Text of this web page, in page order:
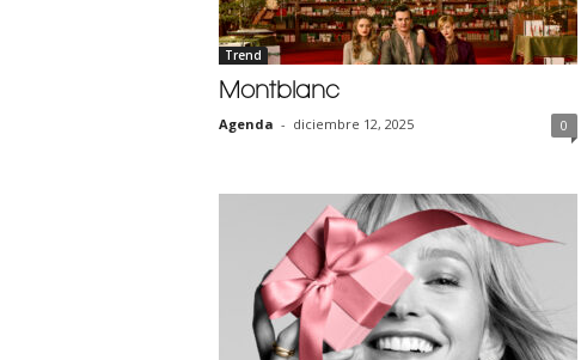
Trend
Montblanc
Agenda - diciembre 12, 2025 0